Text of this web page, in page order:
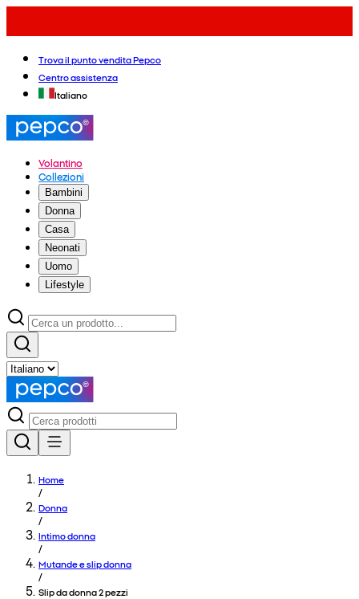
Trova il punto vendita Pepco
Centro assistenza
Italiano
Volantino
Collezioni
Bambini
Donna
Casa
Neonati
Uomo
Lifestyle
Home
/
Donna
/
Intimo donna
/
Mutande e slip donna
/
Slip da donna 2 pezzi